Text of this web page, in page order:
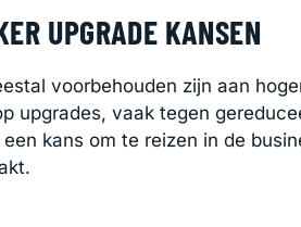
UPGRADE KANSEN
voorbehouden zijn aan
upgrades, vaak tegen
kans om te reizen in de